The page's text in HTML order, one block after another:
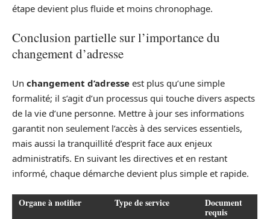
étape devient plus fluide et moins chronophage.
Conclusion partielle sur l’importance du
changement d’adresse
Un changement d’adresse est plus qu’une simple
formalité; il s’agit d’un processus qui touche divers aspects
de la vie d’une personne. Mettre à jour ses informations
garantit non seulement l’accès à des services essentiels,
mais aussi la tranquillité d’esprit face aux enjeux
administratifs. En suivant les directives et en restant
informé, chaque démarche devient plus simple et rapide.
Organe à notifier Type de service Document
requis